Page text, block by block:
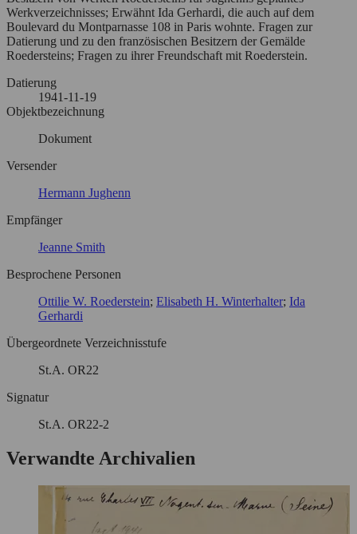
Werkverzeichnisses; Erwähnt Ida Gerhardi, die auch auf dem
Boulevard du Montparnasse 108 in Paris wohnte. Fragen zur
Datierung und zu den französischen Besitzern der Gemälde
Roedersteins; Fragen zu ihrer Freundschaft mit Roederstein.
Datierung
1941-11-19
Objektbezeichnung
Dokument
Versender
Hermann Jughenn
Empfänger
Jeanne Smith
Besprochene Personen
Ottilie W. Roederstein Elisabeth H. Winterhalter Ida
Gerhardi
Übergeordnete Verzeichnisstufe
St.A. OR22
Signatur
St.A. OR22-2
Verwandte Archivalien